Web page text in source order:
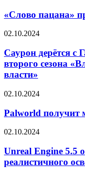
проникло
в
«Ёлки
(тизер)
«Слово пацана»
Саурон
с
Галадриэлью
в
тизере
второго
«Властелина
Колец
02.10.2024
Саурон дерётся с
второго сезона
власти»
Palworld
мобильную
версию
от
02.10.2024
Palworld получит
Unreal
5.5
облегчает
создание
02.10.2024
Unreal Engine 5.5
реалистичного